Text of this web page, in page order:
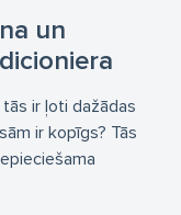
un
ir ļoti dažādas
ir kopīgs? Tās